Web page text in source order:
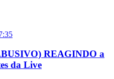
REAGINDO a
da Live